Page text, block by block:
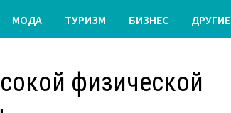
МОДА ТУРИЗМ БИЗНЕС ДРУГИЕ
физической